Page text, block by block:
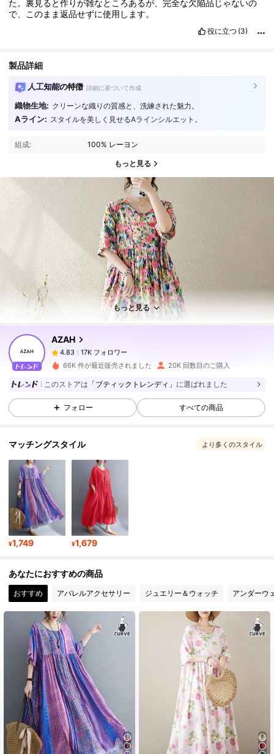
た。裏見ると作りが雑なところあるが、完全な欠陥品じゃないの
で、このまま返品せずに使用します。
役に立つ (3)
製品詳細
人工知能の特徴 詳細に基づいて作成
織物生地: クリーンな織りの質感と、洗練された魅力。
Aライン: スタイルを美しく見せるAラインシルエット。
組成: 100% レーヨン
もっと見る
もっと見る
AZAH
4.83 17K フォロワー
4.83 17K フォロワー
4.83
17K フォロワー
n***i は1日前に購入しました
4.83 17K フォロワー
17K フォロワー
17K フォロワー
4.83 17K フォロワー
4.83 17K フォロワー
4.83 17K フォロワー
66K 件が最近販売されました 20K 回数目のご購入
このストアは 「ブティックトレンディ」 に選ばれました
フォロー すべての商品
マッチングスタイル より多くのスタイル
¥1,749 ¥1,679
あなたにおすすめの商品
おすすめ アパレルアクセサリー ジュエリー＆ウォッチ アンダーウ